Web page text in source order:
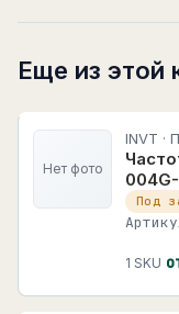
Еще из этой
Нет фото
INVT ·
Под
1 SKU